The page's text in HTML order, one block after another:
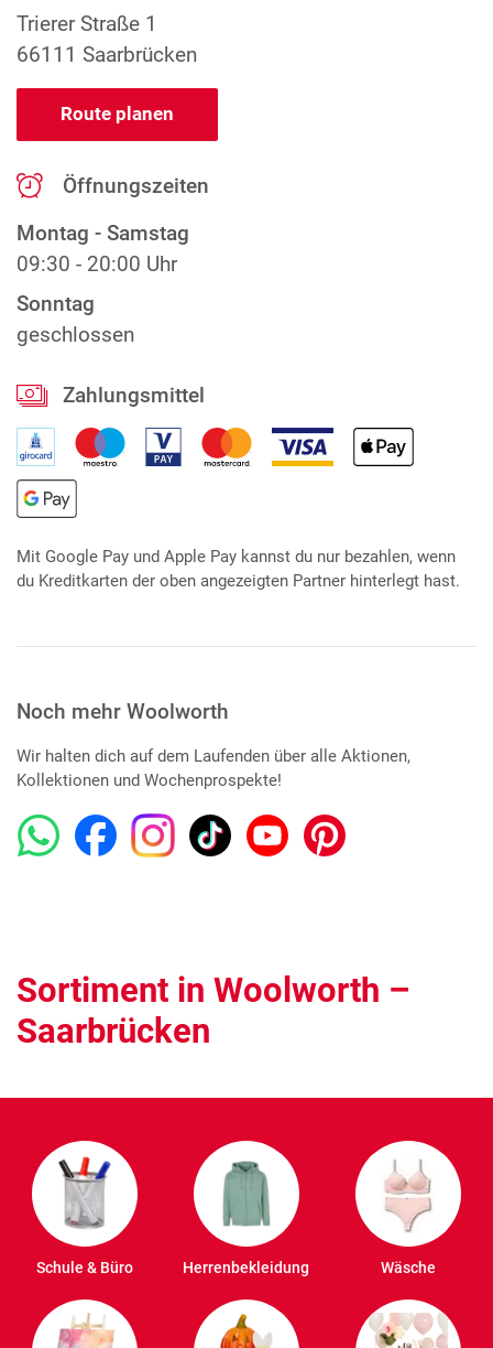
Trierer Straße 1
66111 Saarbrücken
Route planen
Öffnungszeiten
Montag - Samstag
09:30 - 20:00 Uhr
Sonntag
geschlossen
Zahlungsmittel
Mit Google Pay und Apple Pay kannst du nur bezahlen, wenn
du Kreditkarten der oben angezeigten Partner hinterlegt hast.
Noch mehr Woolworth
Wir halten dich auf dem Laufenden über alle Aktionen,
Kollektionen und Wochenprospekte!
Sortiment in Woolworth –
Saarbrücken
Schule & Büro Herrenbekleidung Wäsche